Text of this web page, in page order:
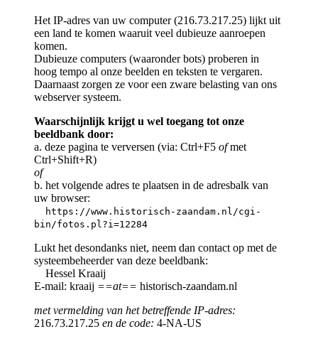
Het IP-adres van uw computer (216.73.217.25) lijkt uit
een land te komen waaruit veel dubieuze aanroepen
komen.
Dubieuze computers (waaronder bots) proberen in
hoog tempo al onze beelden en teksten te vergaren.
Daarnaast zorgen ze voor een zware belasting van ons
webserver systeem.
Waarschijnlijk krijgt u wel toegang tot onze
beeldbank door:
a. deze pagina te verversen (via: Ctrl+F5 ofmet
Ctrl+Shift+R)
of
b. het volgende adres te plaatsen in de adresbalk van
uw browser:
https://www.historisch-zaandam.nl/cgi-
bin/fotos.pl?i=12284
Lukt het desondanks niet, neem dan contact op met de
systeembeheerder van deze beeldbank:
Hessel Kraaij
E-mail: kraaij ==at== historisch-zaandam.nl
met vermelding van het betreffende IP-adres:
216.73.217.25 en de code: 4-NA-US